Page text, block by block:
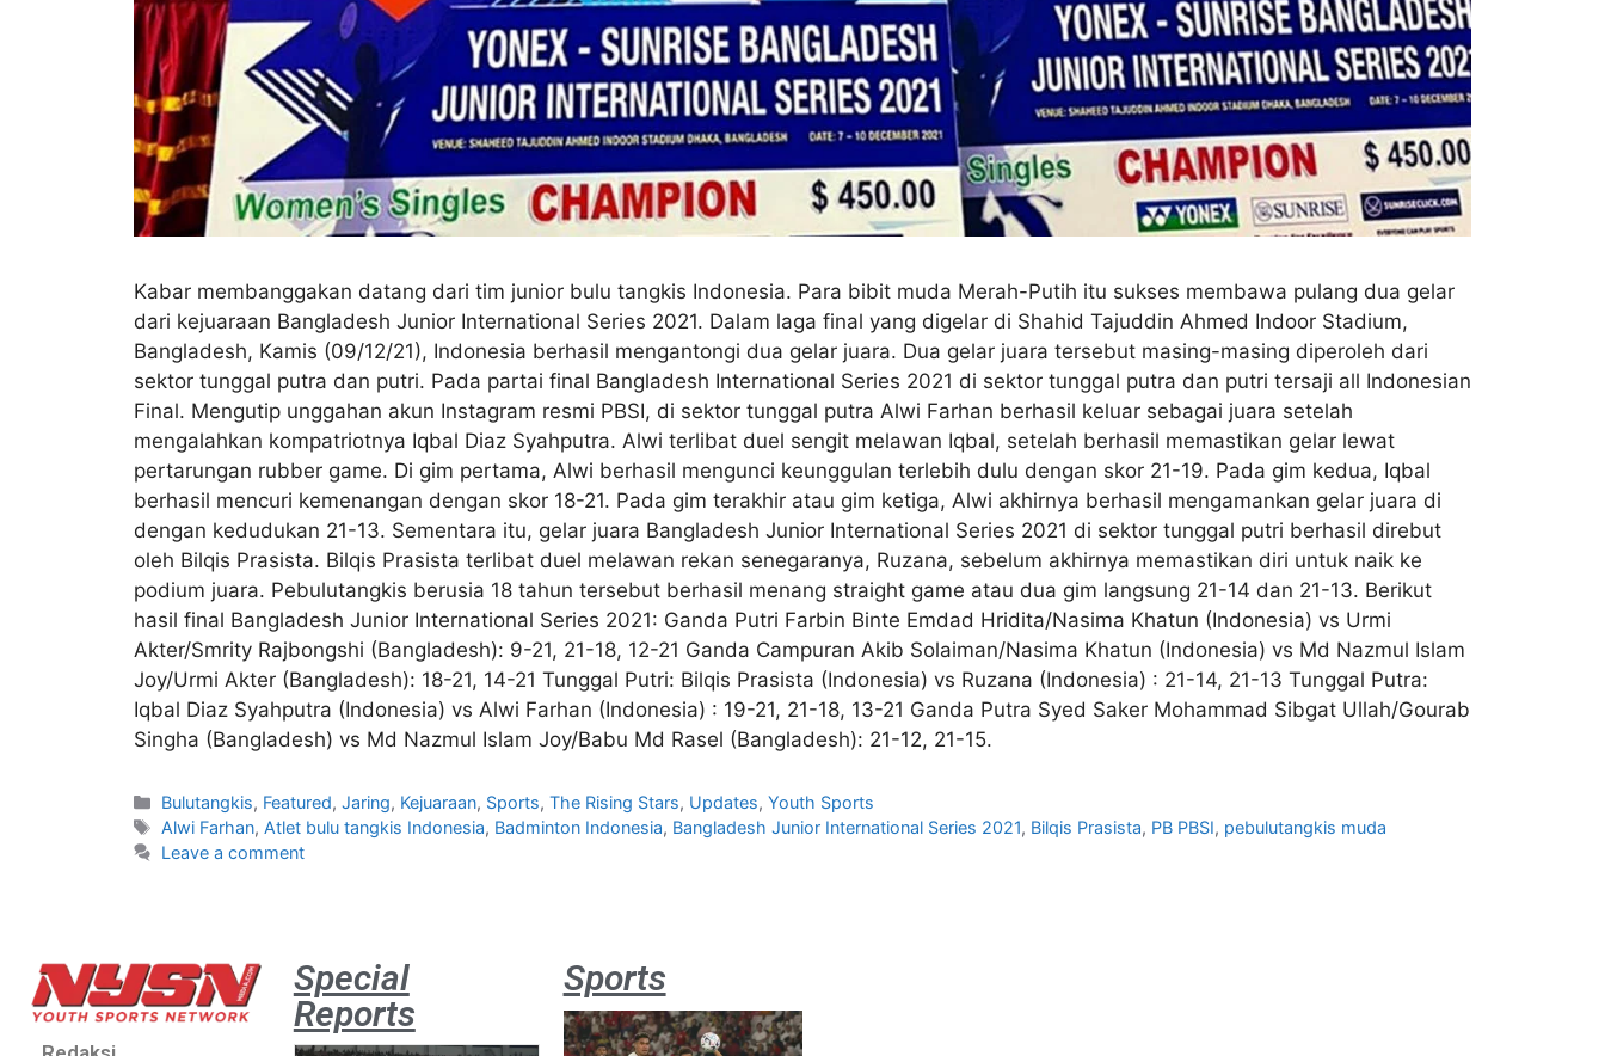
Kabar membanggakan datang dari tim junior bulu tangkis Indonesia. Para bibit muda Merah-Putih itu sukses membawa pulang dua gelar
dari kejuaraan Bangladesh Junior International Series 2021. Dalam laga final yang digelar di Shahid Tajuddin Ahmed Indoor Stadium,
Bangladesh, Kamis (09/12/21), Indonesia berhasil mengantongi dua gelar juara. Dua gelar juara tersebut masing-masing diperoleh dari
sektor tunggal putra dan putri. Pada partai final Bangladesh International Series 2021 di sektor tunggal putra dan putri tersaji all Indonesian
Final. Mengutip unggahan akun Instagram resmi PBSI, di sektor tunggal putra Alwi Farhan berhasil keluar sebagai juara setelah
mengalahkan kompatriotnya Iqbal Diaz Syahputra. Alwi terlibat duel sengit melawan Iqbal, setelah berhasil memastikan gelar lewat
pertarungan rubber game. Di gim pertama, Alwi berhasil mengunci keunggulan terlebih dulu dengan skor 21-19. Pada gim kedua, Iqbal
berhasil mencuri kemenangan dengan skor 18-21. Pada gim terakhir atau gim ketiga, Alwi akhirnya berhasil mengamankan gelar juara di
dengan kedudukan 21-13. Sementara itu, gelar juara Bangladesh Junior International Series 2021 di sektor tunggal putri berhasil direbut
oleh Bilqis Prasista. Bilqis Prasista terlibat duel melawan rekan senegaranya, Ruzana, sebelum akhirnya memastikan diri untuk naik ke
podium juara. Pebulutangkis berusia 18 tahun tersebut berhasil menang straight game atau dua gim langsung 21-14 dan 21-13. Berikut
hasil final Bangladesh Junior International Series 2021: Ganda Putri Farbin Binte Emdad Hridita/Nasima Khatun (Indonesia) vs Urmi
Akter/Smrity Rajbongshi (Bangladesh): 9-21, 21-18, 12-21 Ganda Campuran Akib Solaiman/Nasima Khatun (Indonesia) vs Md Nazmul Islam
Joy/Urmi Akter (Bangladesh): 18-21, 14-21 Tunggal Putri: Bilqis Prasista (Indonesia) vs Ruzana (Indonesia) : 21-14, 21-13 Tunggal Putra:
Iqbal Diaz Syahputra (Indonesia) vs Alwi Farhan (Indonesia) : 19-21, 21-18, 13-21 Ganda Putra Syed Saker Mohammad Sibgat Ullah/Gourab
Singha (Bangladesh) vs Md Nazmul Islam Joy/Babu Md Rasel (Bangladesh): 21-12, 21-15.
Bulutangkis, Featured,Jaring, Kejuaraan, Sports,The Rising Stars, Updates,Youth Sports
Alwi Farhan, Atlet bulu tangkis Indonesia, Badminton Indonesia, Bangladesh Junior International Series 2021, Bilqis Prasista, PB PBSI, pebulutangkis muda
Leave a comment
Special
Reports
Sports